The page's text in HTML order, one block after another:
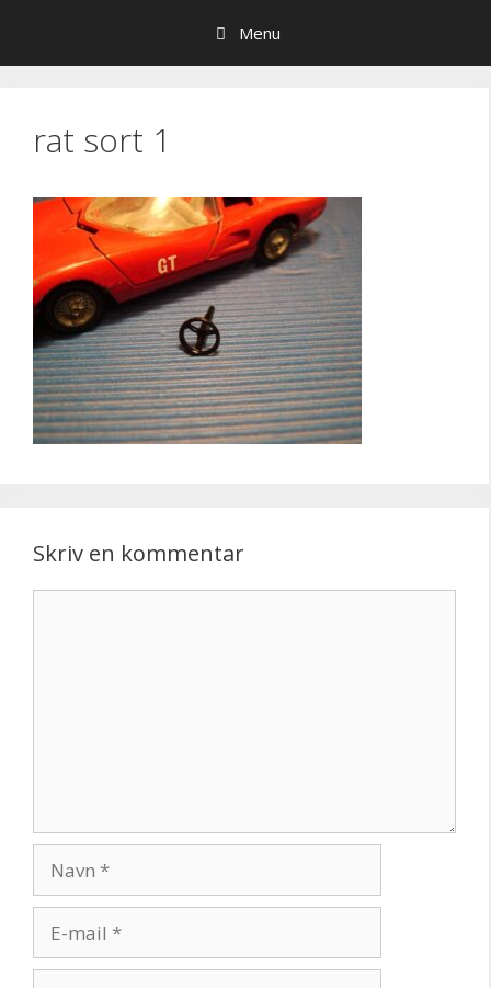
indhold
Menu
rat sort 1
Skriv en kommentar
mail